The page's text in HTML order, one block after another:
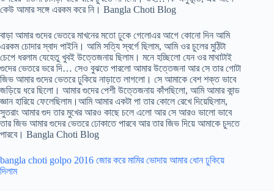
কেউ আমার সঙ্গে এরকম করে নি। Bangla Choti Blog
বাড়া আমার গুদের ভেতরে মাখনের মতো ঢুকে গেলোএর আগে কোনো দিন আমি
এরকম চোদার স্বাদ পাইনি। আমি সত্যি স্বর্গে ছিলাম, আমি ওর চুলের মুঠিটা
চেপে ধরলাম যেহেতু খুবই উত্তেজনায় ছিলাম। মনে হচ্ছিলো যেন ওর মাথাটাই
গুদের ভেতরে ভরে দি… সেও বুঝতে পারলো আমার উত্তেজনা আর সে তার গোটা
জিভ আমার গুদের ভেতরে ঢুকিয়ে নাড়াতে লাগলো। সে আমাকে বেশ শক্ত ভাবে
জড়িয়ে ধরে ছিলো। আমার গুদের পেশী উত্তেজনায় কাঁপছিলো, আমি আমার কান্ড
জ্ঞান হারিয়ে ফেলেছিলাম।আমি আমার একটা পা তার কোলে রেখে দিয়েছিলাম,
সুতরাং আমার গুদ তার মুখের আরও কাছে চলে এলো আর সে আরও ভালো ভাবে
তার জিভ আমার গুদের ভেতরে ঢোকাতে পারবে আর তার জিভ দিয়ে আমাকে চুদতে
পারবে। Bangla Choti Blog
bangla choti golpo 2016 জোর করে মামির ভোদায় আমার ধোন ঢুকিয়ে
দিলাম